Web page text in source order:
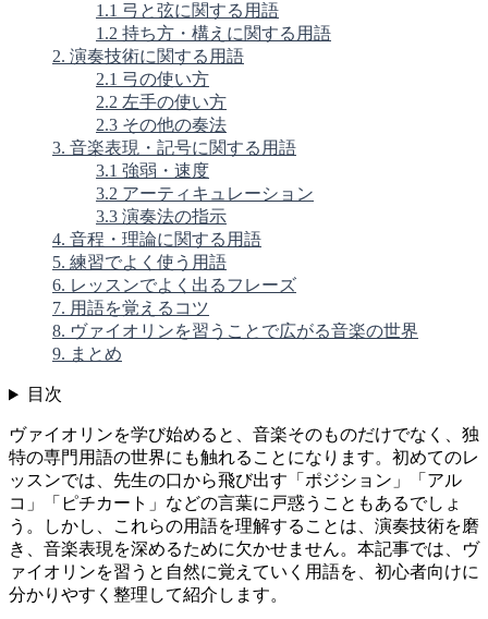
1.1 弓と弦に関する用語
1.2 持ち方・構えに関する用語
2. 演奏技術に関する用語
2.1 弓の使い方
2.2 左手の使い方
2.3 その他の奏法
3. 音楽表現・記号に関する用語
3.1 強弱・速度
3.2 アーティキュレーション
3.3 演奏法の指示
4. 音程・理論に関する用語
5. 練習でよく使う用語
6. レッスンでよく出るフレーズ
7. 用語を覚えるコツ
8. ヴァイオリンを習うことで広がる音楽の世界
9. まとめ
目次
ヴァイオリンを学び始めると、音楽そのものだけでなく、独
特の専門用語の世界にも触れることになります。初めてのレ
ッスンでは、先生の口から飛び出す「ポジション」「アル
コ」「ピチカート」などの言葉に戸惑うこともあるでしょ
う。しかし、これらの用語を理解することは、演奏技術を磨
き、音楽表現を深めるために欠かせません。本記事では、ヴ
ァイオリンを習うと自然に覚えていく用語を、初心者向けに
分かりやすく整理して紹介します。